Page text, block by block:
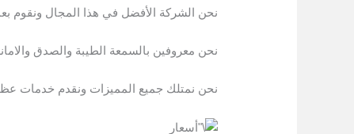
نحن الشركة الأفضل في هذا المجال ونقوم
نحن معروفين بالسمعة الطيبة والصدق
نحن نمتلك جميع المميزات ونقدم خدمات